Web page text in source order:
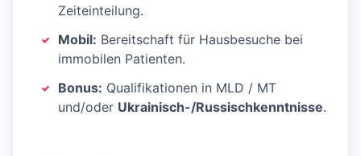
Zeiteinteilung.
Mobil: Bereitschaft für Hausbesuche bei
immobilen Patienten.
Bonus: Qualifikationen in MLD / MT
und/oder Ukrainisch-/Russischkenntnisse.